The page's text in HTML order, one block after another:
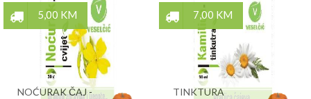
5,00 KM
NOĆURAK ČAJ -
7,00 KM
TINKTURA